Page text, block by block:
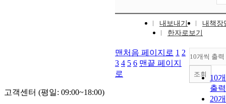
내보내기
내책장
한자로보기
10개씩 출력
10
출력
20
조회
맨처음 페이지로 1 2
3 4 5 6 맨끝 페이지
로
고객센터 (평일: 09:00~18:00)